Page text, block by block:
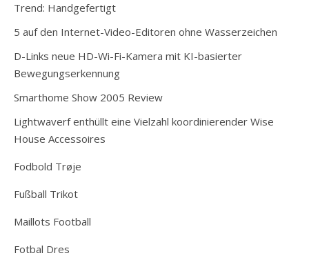
Trend: Handgefertigt
5 auf den Internet-Video-Editoren ohne Wasserzeichen
D-Links neue HD-Wi-Fi-Kamera mit KI-basierter
Bewegungserkennung
Smarthome Show 2005 Review
Lightwaverf enthüllt eine Vielzahl koordinierender Wise
House Accessoires
Fodbold Trøje
Fußball Trikot
Maillots Football
Fotbal Dres